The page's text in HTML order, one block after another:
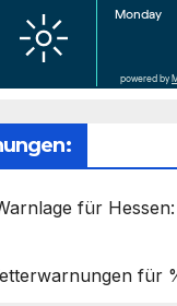
Monday
powered by
für Hessen: